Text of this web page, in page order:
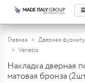
Главная Дверная
Venezia
Накладка дверная
матовая бронза